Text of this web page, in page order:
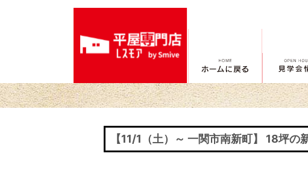
【11/1（土）～ 一関市南新町】 18坪